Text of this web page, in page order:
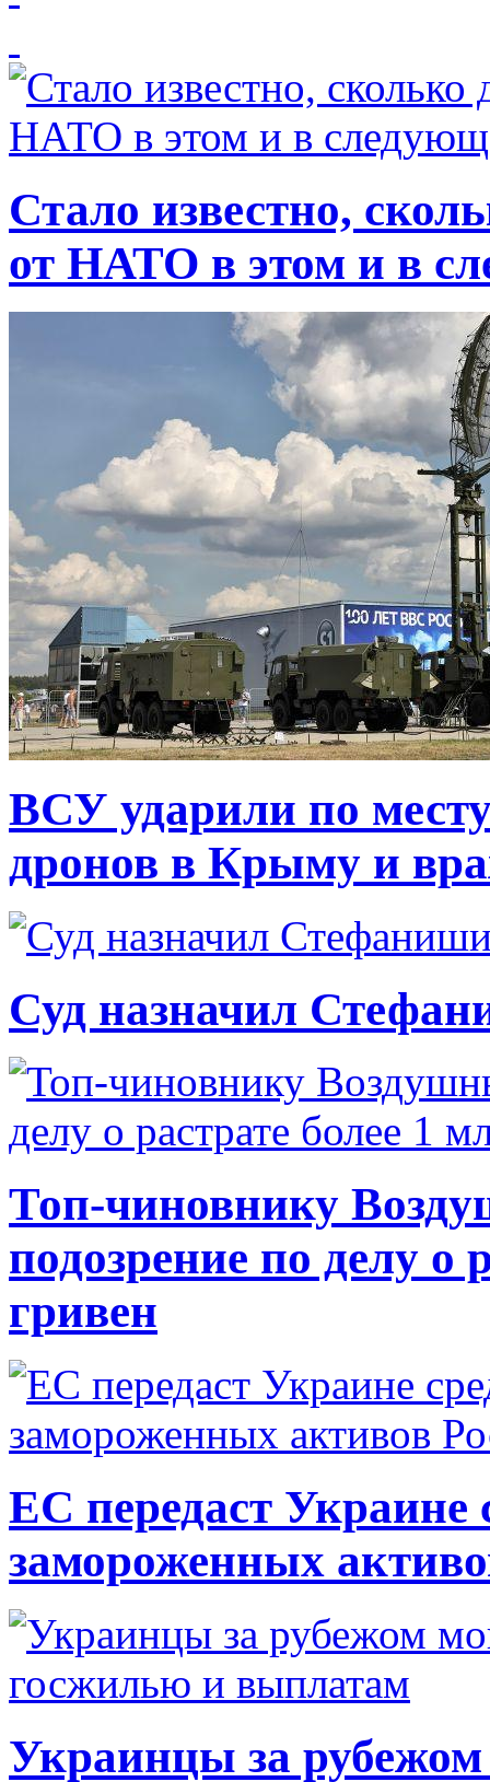
Стало известно,
от НАТО в этом и в
ВСУ ударили по
дронов в Крыму и
Суд назначил
Топ-чиновнику
подозрение по делу о
гривен
ЕС передаст Украине
замороженных
Украинцы за рубежом